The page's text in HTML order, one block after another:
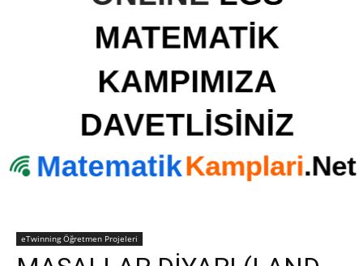
eTwinning Öğretmen Projeleri